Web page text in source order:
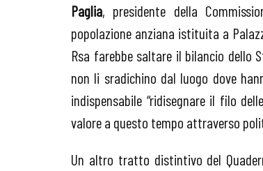
Paglia, presidente della
popolazione anziana istituita a
Rsa farebbe saltare il bilancio dello
non li sradichino dal luogo dove
indispensabile “ridisegnare il filo
valore a questo tempo attraverso
Un altro tratto distintivo del